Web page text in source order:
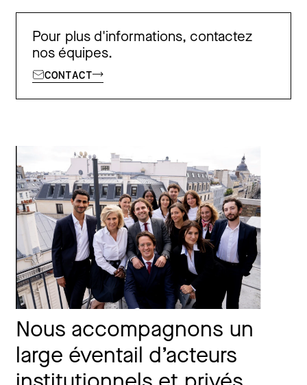
Pour plus d'informations, contactez
nos équipes.
CONTACT
Nous accompagnons un
large éventail d’acteurs